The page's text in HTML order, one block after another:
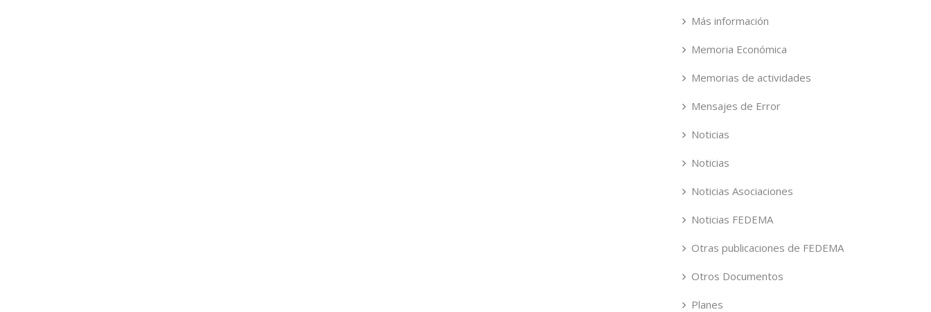
Más información
Memoria Económica
Memorias de actividades
Mensajes de Error
Noticias
Noticias
Noticias Asociaciones
Noticias FEDEMA
Otras publicaciones de FEDEMA
Otros Documentos
Planes